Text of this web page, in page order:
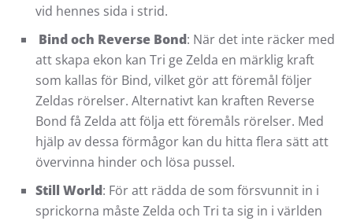
vid hennes sida i strid.
Bind och Reverse Bond: När det inte räcker med
att skapa ekon kan Tri ge Zelda en märklig kraft
som kallas för Bind, vilket gör att föremål följer
Zeldas rörelser. Alternativt kan kraften Reverse
Bond få Zelda att följa ett föremåls rörelser. Med
hjälp av dessa förmågor kan du hitta flera sätt att
övervinna hinder och lösa pussel.
Still World: För att rädda de som försvunnit in i
sprickorna måste Zelda och Tri ta sig in i världen